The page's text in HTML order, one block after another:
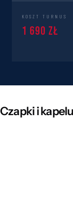
KOSZT TURNUS
1 690 zł
Czapki i